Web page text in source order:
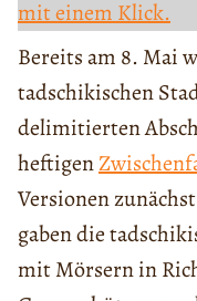
mit einem Klick.
Bereits am 8. Mai
tadschikischen
delimitierten
heftigen
Versionen
gaben die
mit Mörsern in